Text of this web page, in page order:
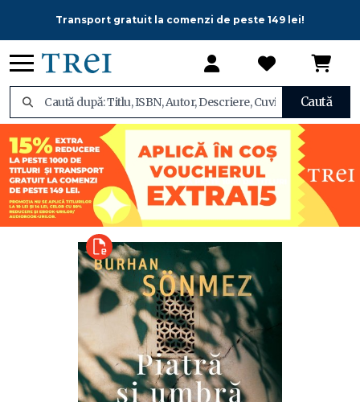
Transport gratuit la comenzi de peste 149 lei!
Caută